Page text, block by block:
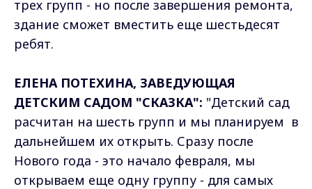
трех групп - но после завершения ремонта,
здание сможет вместить еще шестьдесят
ребят.
ЕЛЕНА ПОТЕХИНА, ЗАВЕДУЮЩАЯ
ДЕТСКИМ САДОМ "СКАЗКА": "Детский сад
расчитан на шесть групп и мы планируем в
дальнейшем их открыть. Сразу после
Нового года - это начало февраля, мы
открываем еще одну группу - для самых